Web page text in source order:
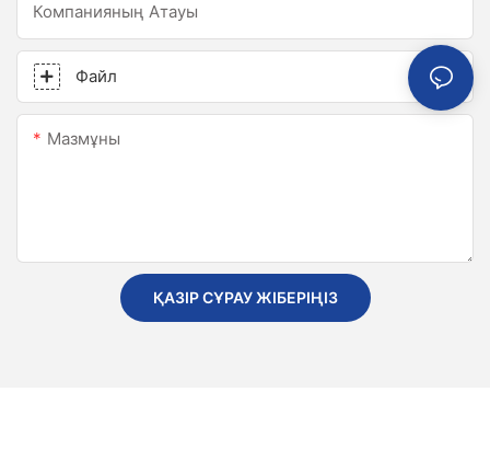
Компанияның Атауы
Файл
Мазмұны
ҚАЗІР СҰРАУ ЖІБЕРІҢІЗ